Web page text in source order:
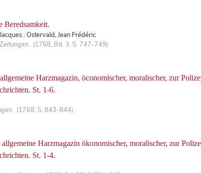
Beredsamkeit.
; Ostervald, Jean Frédéric
(1768, Bd. 3, S. 747-749)
Harzmagazin, öconomischer, moralischer, zur
St. 1-6.
(1768, S. 843-844)
Harzmagazin ökonomischer, moralischer, zur
St. 1-4.